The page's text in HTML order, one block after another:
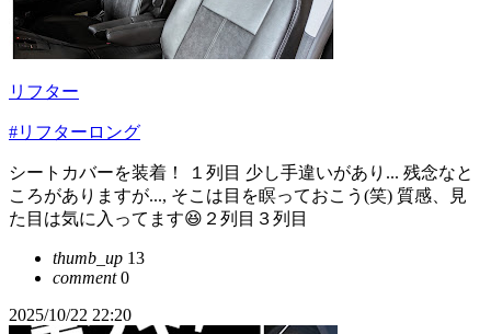
リフター
#リフターロング
シートカバーを装着！ １列目 少し手違いがあり... 残念なと
ころがありますが..., そこは目を瞑っておこう(笑) 質感、見
た目は気に入ってます😆２列目３列目
thumb_up 13
comment0
2025/10/22 22:20